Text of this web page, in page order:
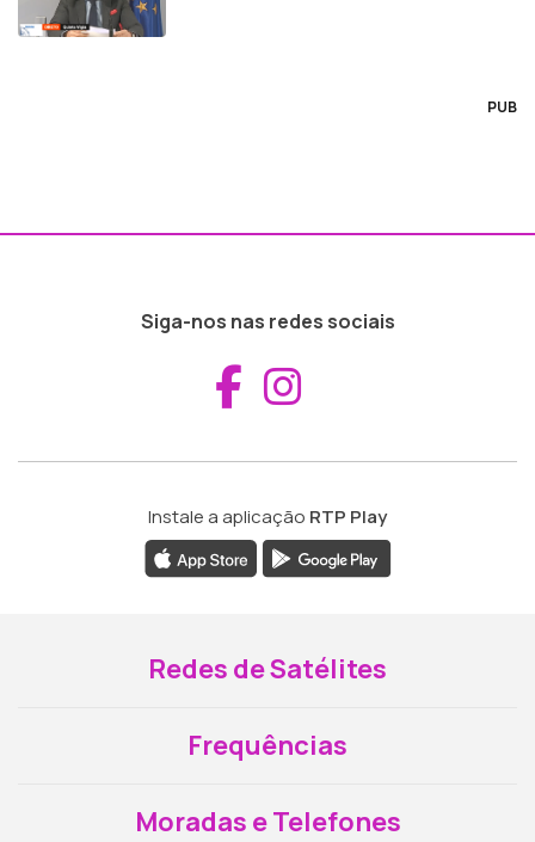
PUB
Siga-nos nas redes sociais
Aceder ao
Instale a aplicação RTP Play
Redes de Satélites
Frequências
Moradas e Telefones